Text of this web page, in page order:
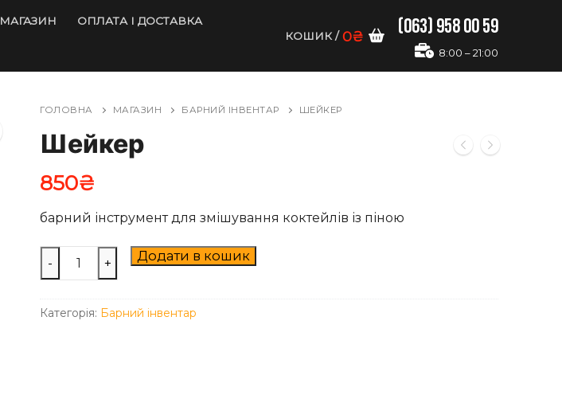
МАГАЗИН ОПЛАТА І ДОСТАВКА
КОШИК / 0₴ (063) 958 00 59
8:00 – 21:00
ГОЛОВНА МАГАЗИН БАРНИЙ ІНВЕНТАР ШЕЙКЕР
Шейкер
850₴
барний інструмент для змішування коктейлів із піною
Шейкер
кількість
- + Додати в кошик
Категорія: Барний інвентар